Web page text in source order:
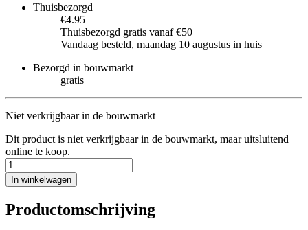
Thuisbezorgd
€4.95
Thuisbezorgd gratis vanaf €50
Vandaag besteld, maandag 10 augustus in huis
Bezorgd in bouwmarkt
gratis
Niet verkrijgbaar in de bouwmarkt
Dit product is niet verkrijgbaar in de bouwmarkt, maar uitsluitend
online te koop.
In winkelwagen
Productomschrijving